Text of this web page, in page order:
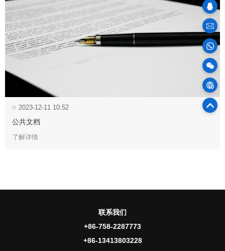
2023-12-11 10:52
公共文档
了解详情
联系我们
+86-758-2287773
+86-13413803228